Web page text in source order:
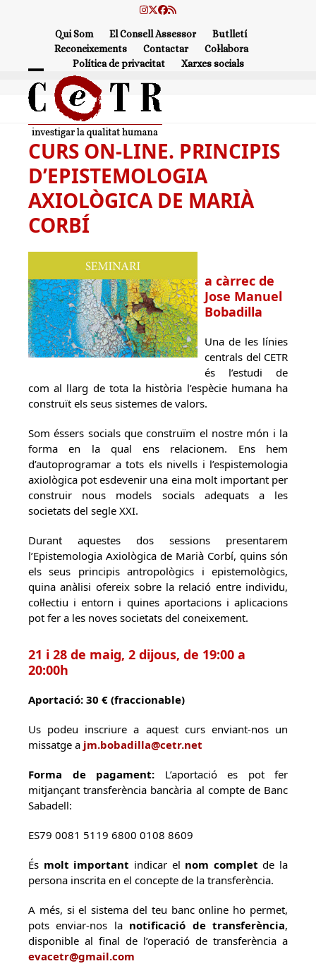
Instagram
Twitter
Facebook
RSS
Qui Som El Consell Assessor
Butlletí
Reconeixements
Contactar
Col·labora
Política de privacitat
Xarxes socials
Open
mobile
menu
Close
mobile
menu
CURS ON-LINE. PRINCIPIS
D’EPISTEMOLOGIA
AXIOLÒGICA DE MARIÀ
CORBÍ
a càrrec de
Jose Manuel
Bobadilla
Una de les línies
centrals del CETR
és l’estudi de
com al llarg de tota la història l’espècie humana ha
construït els seus sistemes de valors.
Som éssers socials que construïm el nostre món i la
forma en la qual ens relacionem. Ens hem
d’autoprogramar a tots els nivells i l’espistemologia
axiològica pot esdevenir una eina molt important per
construir nous models socials adequats a les
societats del segle XXI.
Durant aquestes dos sessions presentarem
l’Epistemologia Axiològica de Marià Corbí, quins són
els seus principis antropològics i epistemològics,
quina anàlisi ofereix sobre la relació entre individu,
col·lectiu i entorn i quines aportacions i aplicacions
pot fer a les noves societats del coneixement.
21 i 28 de maig, 2 dijous, de 19:00 a
20:00h
Aportació: 30 € (fraccionable)
Us podeu inscriure a aquest curs enviant-nos un
missatge a jm.bobadilla@cetr.net
Forma de pagament: L’aportació es pot fer
mitjançant transferència bancària al compte de Banc
Sabadell:
ES79 0081 5119 6800 0108 8609
És molt important indicar el nom complet de la
persona inscrita en el concepte de la transferència.
A més, si el sistema del teu banc online ho permet,
pots enviar-nos la notificació de transferència,
disponible al final de l’operació de transferència a
evacetr@gmail.com